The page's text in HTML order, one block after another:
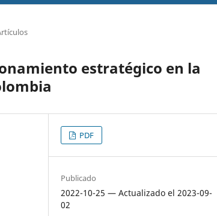
estratégico en la
PDF
Publicado
2022-10-25 — Actualizado el 2023-09-
02